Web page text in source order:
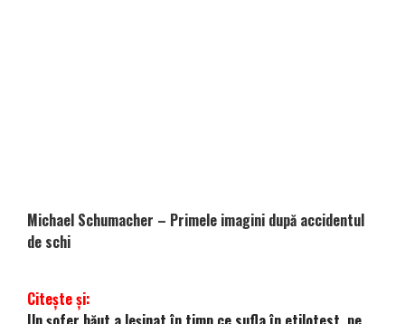
Michael Schumacher – Primele imagini după accidentul
de schi
Citește și: